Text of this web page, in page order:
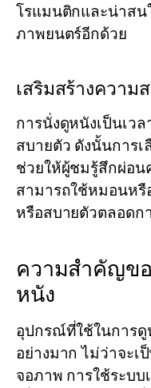
โรแมนติกและน่าสน
ภาพยนตร์อีกด้วย
เสริมสร้างความ
การนั่งดูหนังเป็นเว
สบายตัว ดังนั้นการเ
ช่วยให้ผู้ชมรู้สึกผ่อ
สามารถใช้หมอนหรื
หรือสบายตัวตลอดก
ความสำคัญข
หนัง
อุปกรณ์ที่ใช้ในการ
อย่างมาก ไม่ว่าจะเ
จอภาพ การใช้ระบ